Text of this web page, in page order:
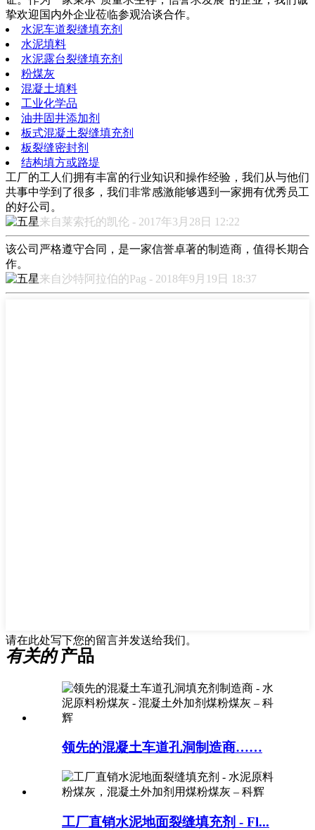
挚欢迎国内外企业莅临参观洽谈合作。
水泥车道裂缝填充剂
水泥填料
水泥露台裂缝填充剂
粉煤灰
混凝土填料
工业化学品
油井固井添加剂
板式混凝土裂缝填充剂
板裂缝密封剂
结构填方或路堤
工厂的工人们拥有丰富的行业知识和操作经验，我们从与他们
共事中学到了很多，我们非常感激能够遇到一家拥有优秀员工
的好公司。
来自莱索托的凯伦 - 2017年3月28日 12:22
该公司严格遵守合同，是一家信誉卓著的制造商，值得长期合
作。
来自沙特阿拉伯的Pag - 2018年9月19日 18:37
请在此处写下您的留言并发送给我们。
有关的产品
领先的混凝土车道孔洞制造商……
工厂直销水泥地面裂缝填充剂 - Fl...